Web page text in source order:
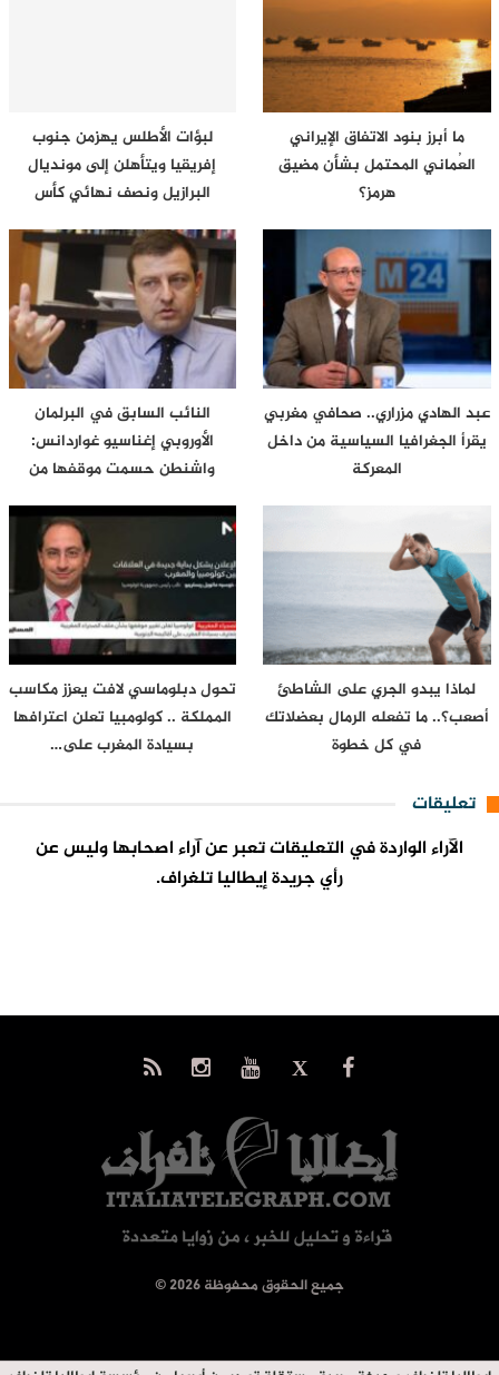
ما أبرز بنود الاتفاق الإيراني
العُماني المحتمل بشأن مضيق
هرمز؟
لبؤات الأطلس يهزمن جنوب
إفريقيا ويتأهلن إلى مونديال
البرازيل ونصف نهائي كأس
عبد الهادي مزراري.. صحافي مغربي
يقرأ الجغرافيا السياسية من داخل
المعركة
النائب السابق في البرلمان
الأوروبي إغناسيو غواردانس:
واشنطن حسمت موقفها من
لماذا يبدو الجري على الشاطئ
أصعب؟.. ما تفعله الرمال بعضلاتك
في كل خطوة
تحول دبلوماسي لافت يعزز مكاسب
المملكة .. كولومبيا تعلن اعترافها
بسيادة المغرب على…
تعليقات
الآراء الواردة في التعليقات تعبر عن آراء اصحابها وليس عن
رأي جريدة إيطاليا تلغراف.
© جميع الحقوق محفوظة 2026